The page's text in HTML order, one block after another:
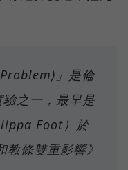
」是倫
之一，最早是
Foot）於
條雙重影響》